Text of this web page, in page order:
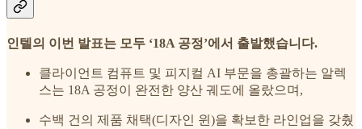
인텔의 이번 발표는 모두 ‘18A 공정’에서 출발했습니다.
클라이언트 컴퓨트 및 피지컬 AI 부문을 총괄하는 알렉
스는 18A 공정이 완전한 양산 궤도에 올랐으며,
수백 건의 제품 채택(디자인 윈)을 확보한 라인업을 갖췄